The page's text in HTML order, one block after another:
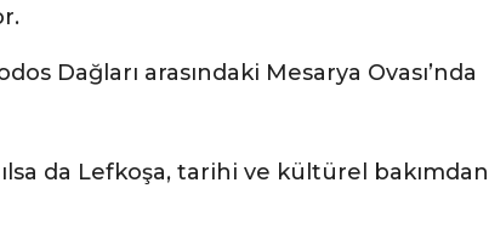
Dağları arasındaki Mesarya Ovası’nda
da Lefkoşa, tarihi ve kültürel bakımdan